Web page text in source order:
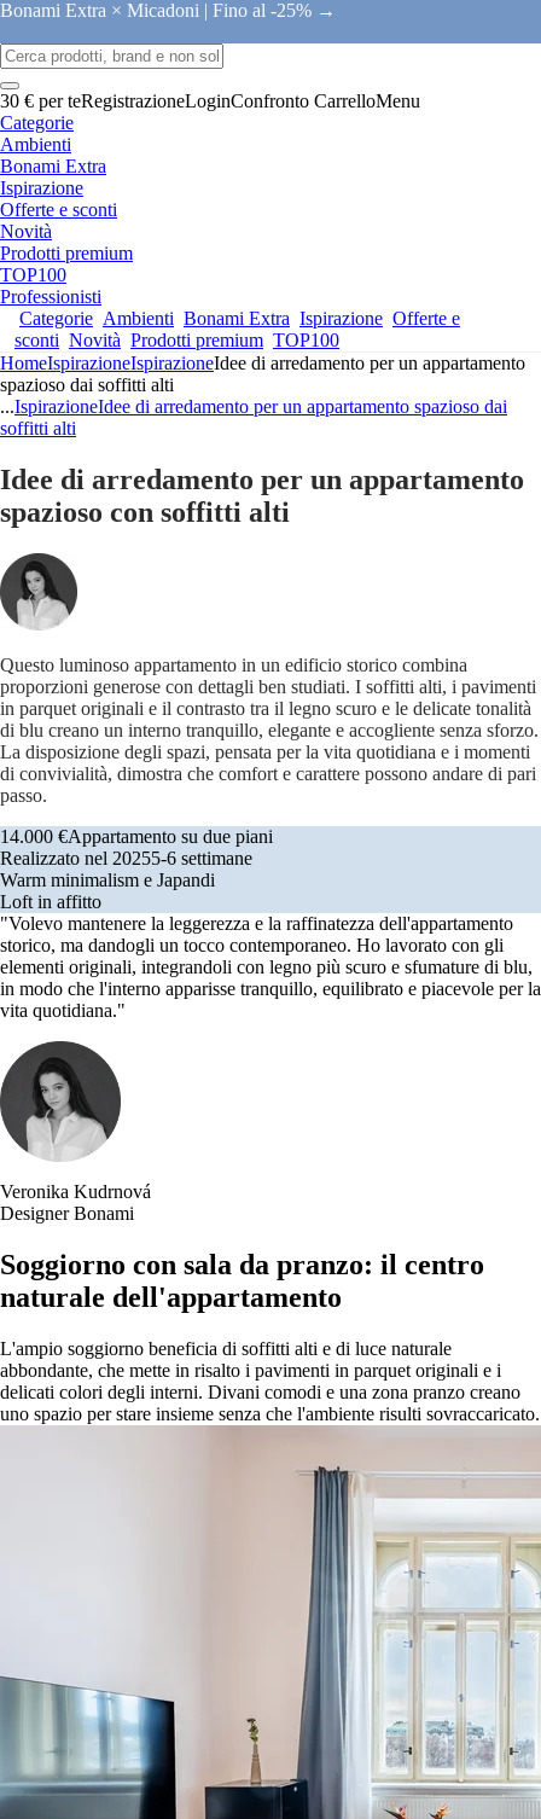
Bonami Extra × Micadoni | Fino al -25% →
30 € per teRegistrazioneLoginConfronto CarrelloMenu
Categorie
Ambienti
Bonami Extra
Ispirazione
Offerte e sconti
Novità
Prodotti premium
TOP100
Professionisti
Categorie Ambienti Bonami Extra Ispirazione Offerte e
sconti Novità Prodotti premium TOP100
HomeIspirazioneIspirazioneIdee di arredamento per un appartamento
spazioso dai soffitti alti
...IspirazioneIdee di arredamento per un appartamento spazioso dai
soffitti alti
Idee di arredamento per un appartamento
spazioso con soffitti alti
Questo luminoso appartamento in un edificio storico combina
proporzioni generose con dettagli ben studiati. I soffitti alti, i pavimenti
in parquet originali e il contrasto tra il legno scuro e le delicate tonalità
di blu creano un interno tranquillo, elegante e accogliente senza sforzo.
La disposizione degli spazi, pensata per la vita quotidiana e i momenti
di convivialità, dimostra che comfort e carattere possono andare di pari
passo.
14.000 €Appartamento su due piani
Realizzato nel 20255-6 settimane
Warm minimalism e Japandi
Loft in affitto
"Volevo mantenere la leggerezza e la raffinatezza dell'appartamento
storico, ma dandogli un tocco contemporaneo. Ho lavorato con gli
elementi originali, integrandoli con legno più scuro e sfumature di blu,
in modo che l'interno apparisse tranquillo, equilibrato e piacevole per la
vita quotidiana."
Veronika Kudrnová
Designer Bonami
Soggiorno con sala da pranzo: il centro
naturale dell'appartamento
L'ampio soggiorno beneficia di soffitti alti e di luce naturale
abbondante, che mette in risalto i pavimenti in parquet originali e i
delicati colori degli interni. Divani comodi e una zona pranzo creano
uno spazio per stare insieme senza che l'ambiente risulti sovraccaricato.